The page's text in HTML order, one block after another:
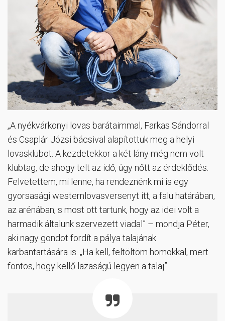
„A nyékvárkonyi lovas barátaimmal, Farkas Sándorral
és Csaplár Józsi bácsival alapítottuk meg a helyi
lovasklubot. A kezdetekkor a két lány még nem volt
klubtag, de ahogy telt az idő, úgy nőtt az érdeklődés.
Felvetettem, mi lenne, ha rendeznénk mi is egy
gyorsasági westernlovasversenyt itt, a falu határában,
az arénában, s most ott tartunk, hogy az idei volt a
harmadik általunk szervezett viadal” – mondja Péter,
aki nagy gondot fordít a pálya talajának
karbantartására is. „Ha kell, feltöltöm homokkal, mert
fontos, hogy kellő lazaságú legyen a talaj”.